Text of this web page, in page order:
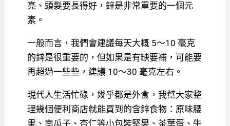
亮、頭髮要長得好，鋅是非常重要的一個元
素。
一般而言，我們會建議每天大概 5～10 毫克
的鋅是很重要的，但如果是有缺要補，可能要
再超過一些些，建議 10～30 毫克左右。
現代人生活忙碌，幾乎都是外食，我幫大家整
理幾個便利商店就能買到的含鋅食物：原味腰
果、南瓜子、杏仁等小包裝堅果、茶葉蛋、牛